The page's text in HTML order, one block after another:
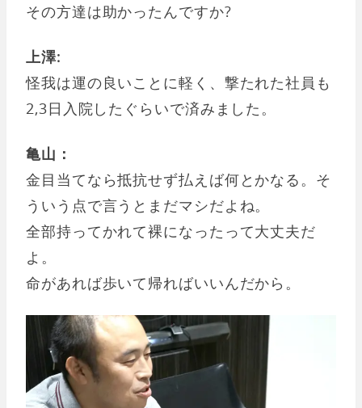
その方達は助かったんですか?
上澤:
怪我は運の良いことに軽く、撃たれた社員も
2,3日入院したぐらいで済みました。
亀山：
金目当てなら抵抗せず払えば何とかなる。そ
ういう点で言うとまだマシだよね。
全部持ってかれて裸になったって大丈夫だ
よ。
命があれば歩いて帰ればいいんだから。